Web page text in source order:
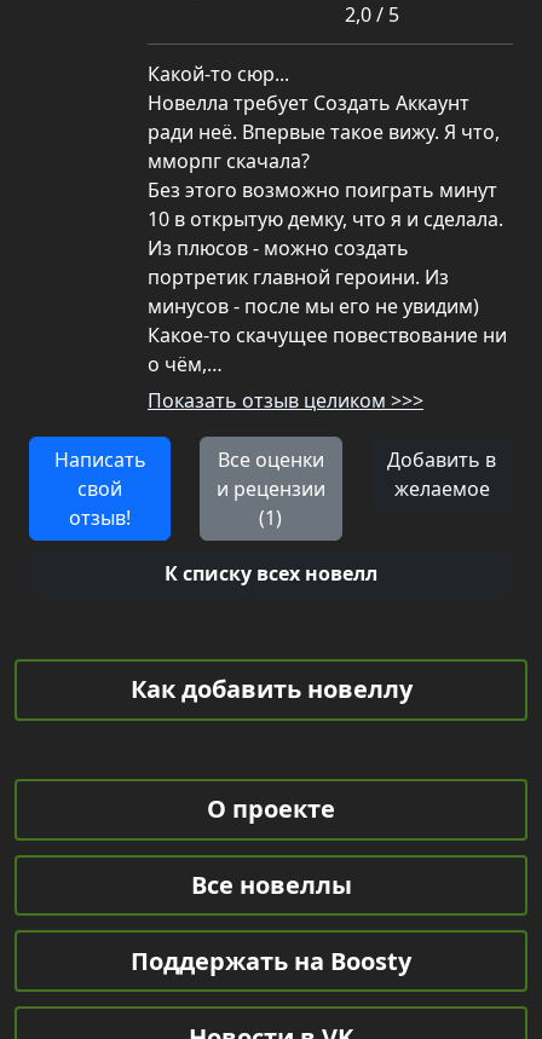
2,0 / 5
Какой-то сюр...
Новелла требует Создать Аккаунт
ради неё. Впервые такое вижу. Я что,
мморпг скачала?
Без этого возможно поиграть минут
10 в открытую демку, что я и сделала.
Из плюсов - можно создать
портретик главной героини. Из
минусов - после мы его не увидим)
Какое-то скачущее повествование ни
о чём,…
Показать отзыв целиком >>>
Написать
свой
отзыв!
Все оценки
и рецензии
(1)
Добавить в
желаемое
К списку всех новелл
Как добавить новеллу
О проекте
Все новеллы
Поддержать на Boosty